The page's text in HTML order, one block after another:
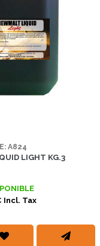
A824
LIGHT KG.3
Incl. Tax